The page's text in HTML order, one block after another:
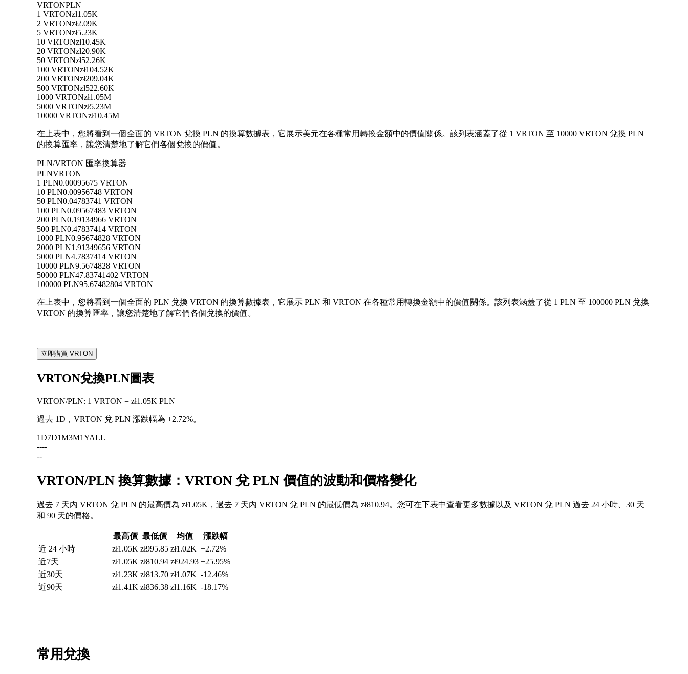
VRTONPLN
1 VRTONzł1.05K
2 VRTONzł2.09K
5 VRTONzł5.23K
10 VRTONzł10.45K
20 VRTONzł20.90K
50 VRTONzł52.26K
100 VRTONzł104.52K
200 VRTONzł209.04K
500 VRTONzł522.60K
1000 VRTONzł1.05M
5000 VRTONzł5.23M
10000 VRTONzł10.45M
在上表中，您將看到一個全面的 VRTON 兌換 PLN 的換算數據表，它展示美元在各種常用轉換金額中的價值關係。該列表涵蓋了從 1 VRTON 至 10000 VRTON 兌換 PLN
的換算匯率，讓您清楚地了解它們各個兌換的價值。
PLN/VRTON 匯率換算器
PLNVRTON
1 PLN0.00095675 VRTON
10 PLN0.00956748 VRTON
50 PLN0.04783741 VRTON
100 PLN0.09567483 VRTON
200 PLN0.19134966 VRTON
500 PLN0.47837414 VRTON
1000 PLN0.95674828 VRTON
2000 PLN1.91349656 VRTON
5000 PLN4.7837414 VRTON
10000 PLN9.5674828 VRTON
50000 PLN47.83741402 VRTON
100000 PLN95.67482804 VRTON
在上表中，您將看到一個全面的 PLN 兌換 VRTON 的換算數據表，它展示 PLN 和 VRTON 在各種常用轉換金額中的價值關係。該列表涵蓋了從 1 PLN 至 100000 PLN 兌換
VRTON 的換算匯率，讓您清楚地了解它們各個兌換的價值。
立即購買 VRTON
VRTON兌換PLN圖表
VRTON/PLN: 1 VRTON = zł1.05K PLN
過去 1D，VRTON 兌 PLN 漲跌幅為 +2.72%。
1D7D1M3M1YALL
----
--
VRTON/PLN 換算數據：VRTON 兌 PLN 價值的波動和價格變化
過去 7 天內 VRTON 兌 PLN 的最高價為 zł1.05K，過去 7 天內 VRTON 兌 PLN 的最低價為 zł810.94。您可在下表中查看更多數據以及 VRTON 兌 PLN 過去 24 小時、30 天
和 90 天的價格。
最高價 最低價 均值
漲跌幅
近 24 小時
zł1.05K zł995.85 zł1.02K +2.72%
近7天
zł1.05K zł810.94 zł924.93 +25.95%
近30天
zł1.23K zł813.70 zł1.07K -12.46%
近90天
zł1.41K zł836.38 zł1.16K -18.17%
常用兌換